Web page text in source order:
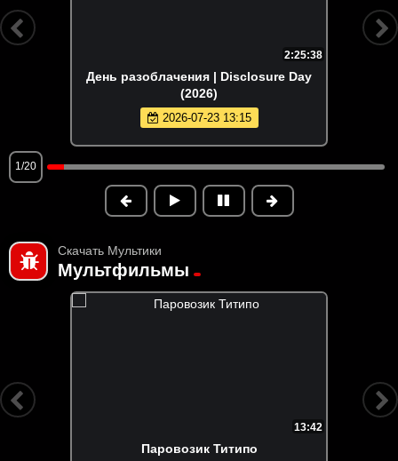
2:25:38
День разоблачения | Disclosure Day
(2026)
2026-07-23 13:15
1/20
Скачать Мультики
Мультфильмы
13:42
Паровозик Титипо